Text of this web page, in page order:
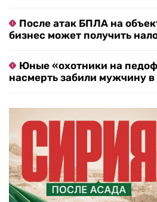
После атак БПЛА на
бизнес может получить
Юные «охотники на
насмерть забили мужчину в